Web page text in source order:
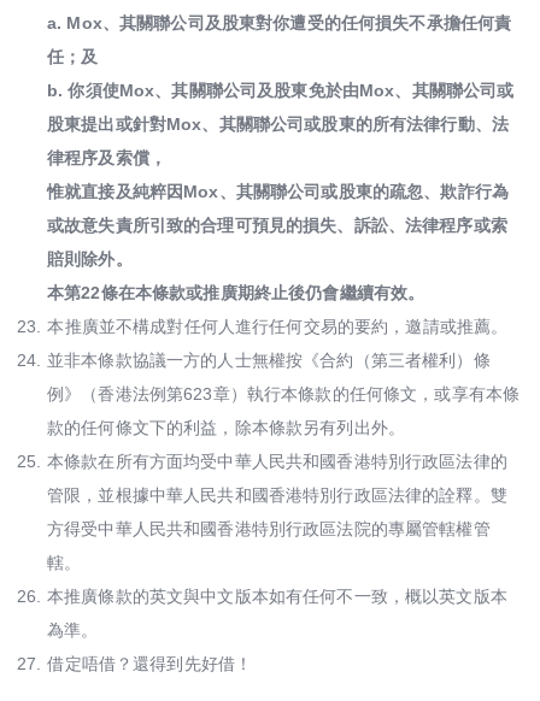
a. Mox、其關聯公司及股東對你遭受的任何損失不承擔任何責
任；及
b. 你須使Mox、其關聯公司及股東免於由Mox、其關聯公司或
股東提出或針對Mox、其關聯公司或股東的所有法律⾏動、法
律程序及索償，
惟就直接及純粹因Mox、其關聯公司或股東的疏忽、欺詐行為
或故意失責所引致的合理可預見的損失、訴訟、法律程序或索
賠則除外。
本第22條在本條款或推廣期終止後仍會繼續有效。​
23.
本推廣並不構成對任何人進行任何交易的要約，邀請或推薦。
24.
並非本條款協議⼀⽅的⼈⼠無權按《合約（第三者權利）條
例》（香港法例第623章）執⾏本條款的任何條文，或享有本條
款的任何條文下的利益，除本條款另有列出外。
25.
本條款在所有⽅⾯均受中華人民共和國香港特別⾏政區法律的
管限，並根據中華人民共和國香港特別⾏政區法律的詮釋。雙
⽅得受中華人民共和國香港特別⾏政區法院的專屬管轄權管
轄。​
26.
本推廣條款的英文與中文版本如有任何不一致，概以英文版本
為準。
27.
借定唔借？還得到先好借！